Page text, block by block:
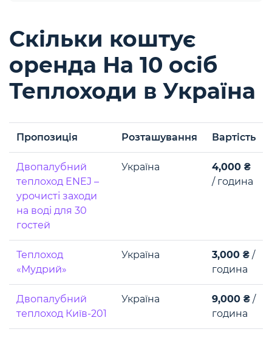
Скільки коштує
оренда На 10 осіб
Теплоходи в Україна
Пропозиція Розташування Вартість
Двопалубний
теплоход ENEJ –
урочисті заходи
на воді для 30
гостей
Україна
4,000 ₴
/ година
Теплоход
«Мудрий»
Україна 3,000 ₴ /
година
Двопалубний
теплоход Київ-201
Україна 9,000 ₴ /
година